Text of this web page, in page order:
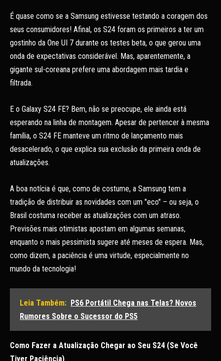
É quase como se a Samsung estivesse testando a coragem dos
seus consumidores! Afinal, os S24 foram os primeiros a ter um
gostinho da One UI 7 durante os testes beta, o que gerou uma
onda de expectativas considerável. Mas, aparentemente, a
gigante sul-coreana prefere uma abordagem mais tardia e
filtrada.
E o Galaxy S24 FE? Bem, não se preocupe, ele ainda está
esperando na linha de montagem. Apesar de pertencer à mesma
família, o S24 FE manteve um ritmo de lançamento mais
desacelerado, o que explica sua exclusão da primeira onda de
atualizações.
A boa notícia é que, como de costume, a Samsung tem a
tradição de distribuir as novidades com um "eco" – ou seja, o
Brasil costuma receber as atualizações com um atraso.
Previsões mais otimistas apostam em algumas semanas,
enquanto o mais pessimista sugere até meses de espera. Mas,
como dizem, a paciência é uma virtude, especialmente no
mundo da tecnologia!
Leia Também: PS6 Portátil Chega nas Telas? Novos
Rumores Sobre o Sucessor do PS5
Como Fazer a Atualização Chegar ao Seu S24 (Se Você
Tiver Paciência)